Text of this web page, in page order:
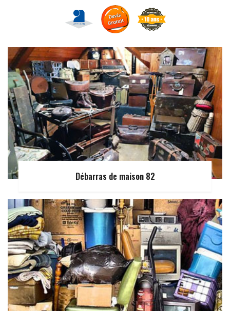
Débarras de maison 82